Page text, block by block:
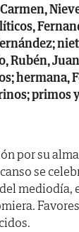
Rubén,
hermana,
primos
por su
se
del